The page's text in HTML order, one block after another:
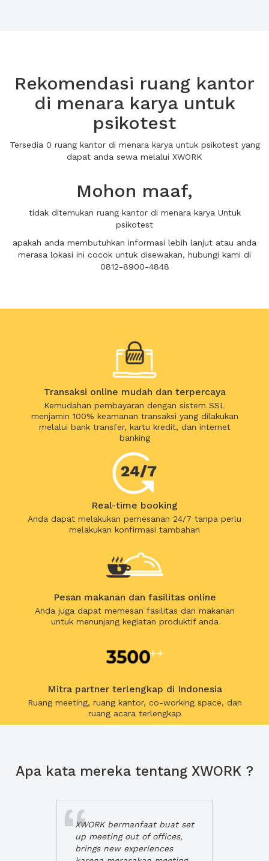
Rekomendasi ruang kantor
di menara karya untuk
psikotest
Tersedia 0 ruang kantor di menara karya untuk psikotest yang
dapat anda sewa melalui XWORK
Mohon maaf,
tidak ditemukan ruang kantor di menara karya Untuk
psikotest
apakah anda membutuhkan informasi lebih lanjut atau anda
merasa lokasi ini cocok untuk disewakan, hubungi kami di
0812-8900-4848
Transaksi online mudah dan terpercaya
Kemudahan pembayaran dengan sistem SSL
menjamin 100% keamanan transaksi yang dilakukan
melalui bank transfer, kartu kredit, dan internet
banking
Real-time booking
Anda dapat melakukan pemesanan 24/7 tanpa perlu
melakukan konfirmasi tambahan
Pesan makanan dan fasilitas online
Anda juga dapat memesan fasilitas dan makanan
untuk menunjang kegiatan produktif anda
Mitra partner terlengkap di Indonesia
Ruang meeting, ruang kantor, co-working space, dan
ruang acara terlengkap
Apa kata mereka tentang XWORK ?
XWORK bermanfaat buat set
up meeting out of offices,
brings new experiences